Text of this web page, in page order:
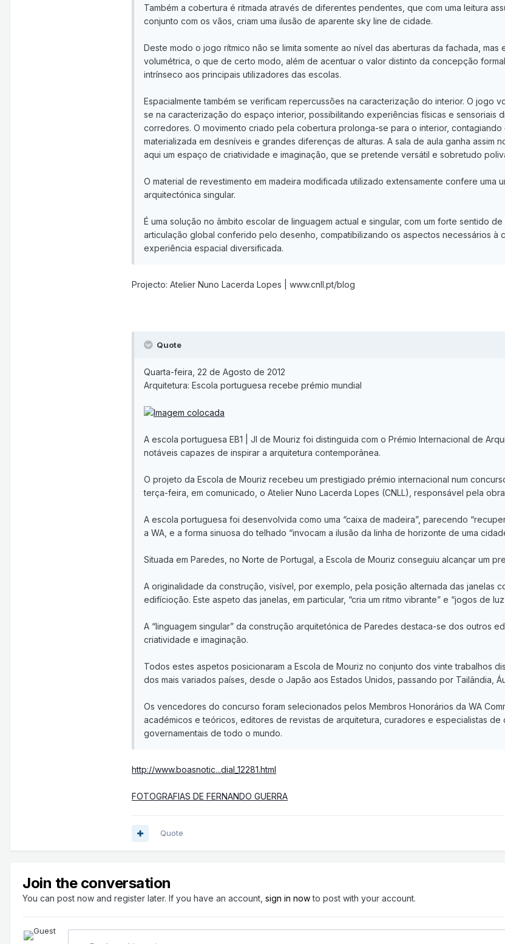
Também a cobertura é ritmada através de diferentes pendentes, que com uma leitura
conjunto com os vãos, criam uma ilusão de aparente sky line de cidade.
Deste modo o jogo rítmico não se limita somente ao nível das aberturas da fachada,
volumétrica, o que de certo modo, além de acentuar o valor distinto da concepção
intrínseco aos principais utilizadores das escolas.
Espacialmente também se verificam repercussões na caracterização do interior. O jogo
se na caracterização do espaço interior, possibilitando experiências físicas e sensoriais
corredores. O movimento criado pela cobertura prolonga-se para o interior,
materializada em desníveis e grandes diferenças de alturas. A sala de aula ganha
aqui um espaço de criatividade e imaginação, que se pretende versátil e sobretudo
O material de revestimento em madeira modificada utilizado extensamente confere uma
arquitectónica singular.
É uma solução no âmbito escolar de linguagem actual e singular, com um forte sentido
articulação global conferido pelo desenho, compatibilizando os aspectos necessários à
experiência espacial diversificada.
Projecto: Atelier Nuno Lacerda Lopes | www.cnll.pt/blog
Quote
Quarta-feira, 22 de Agosto de 2012
Arquitetura: Escola portuguesa recebe prémio mundial
A escola portuguesa EB1 | JI de Mouriz foi distinguida com o Prémio Internacional de
notáveis capazes de inspirar a arquitetura contemporânea.
O projeto da Escola de Mouriz recebeu um prestigiado prémio internacional num
terça-feira, em comunicado, o Atelier Nuno Lacerda Lopes (CNLL), responsável pela
A escola portuguesa foi desenvolvida como uma “caixa de madeira”, parecendo
a WA, e a forma sinuosa do telhado “invocam a ilusão da linha de horizonte de uma
Situada em Paredes, no Norte de Portugal, a Escola de Mouriz conseguiu alcançar um
A originalidade da construção, visível, por exemplo, pela posição alternada das janelas
edifícioção. Este aspeto das janelas, em particular, “cria um ritmo vibrante” e “jogos de
A “linguagem singular” da construção arquitetónica de Paredes destaca-se dos outros
criatividade e imaginação.
Todos estes aspetos posicionaram a Escola de Mouriz no conjunto dos vinte trabalhos
dos mais variados países, desde o Japão aos Estados Unidos, passando por Tailândia,
Os vencedores do concurso foram selecionados pelos Membros Honorários da WA
académicos e teóricos, editores de revistas de arquitetura, curadores e especialistas
governamentais de todo o mundo.
http://www.boasnotic...dial_12281.html
FOTOGRAFIAS DE FERNANDO GUERRA
Quote
Join the conversation
You can post now and register later. If you have an account, sign in nowto post with your account.